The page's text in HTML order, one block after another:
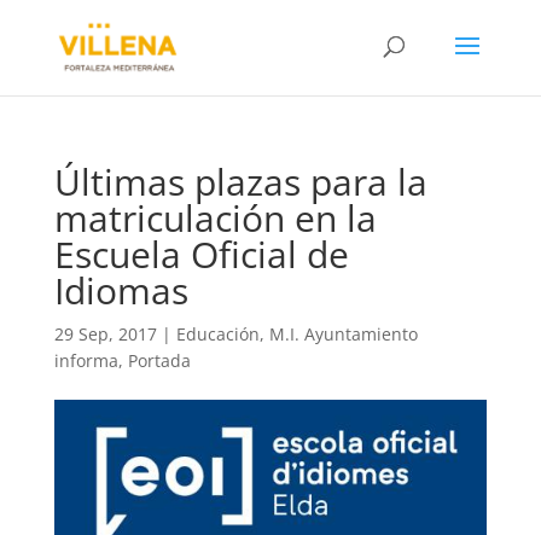
Últimas plazas para la
matriculación en la
Escuela Oficial de
Idiomas
29 Sep, 2017| Educación, M.I. Ayuntamiento
informa, Portada